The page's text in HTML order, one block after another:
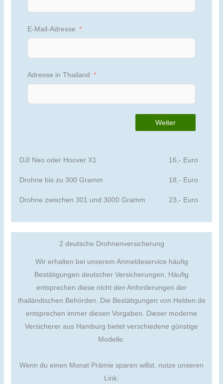
E-Mail-Adresse
Adresse in Thailand
Weiter
DJI Neo oder Hoover X1 16,- Euro
Drohne bis zu 300 Gramm 18,- Euro
Drohne zwischen 301 und 3000 Gramm 23,- Euro
2 deutsche Drohnenversicherung
Wir erhalten bei unserem Anmeldeservice häufig
Bestätigungen deutscher Versicherungen. Häufig
entsprechen diese nicht den Anforderungen der
thailändischen Behörden. Die Bestätigungen von Helden.de
entsprechen immer diesen Vorgaben. Dieser moderne
Versicherer aus Hamburg bietet verschiedene günstige
Modelle.
Wenn du einen Monat Prämie sparen willst, nutze unseren
Link: